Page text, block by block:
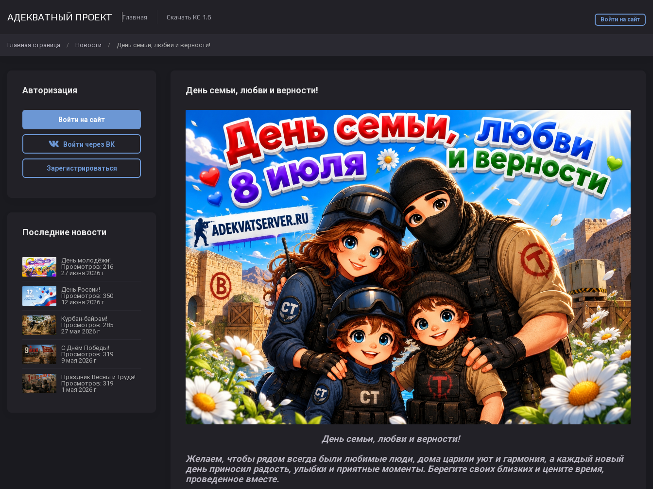
Войти на сайт
АДЕКВАТНЫЙ ПРОЕКТ Главная Скачать КС 1.6
Главная страница / Новости / День семьи, любви и верности!
День семьи, любви и верности!
День семьи, любви и верности!
Желаем, чтобы рядом всегда были любимые люди, дома царили уют и гармония, а каждый новый
день приносил радость, улыбки и приятные моменты. Берегите своих близких и цените время,
проведенное вместе.
Авторизация
Войти на сайт
Войти через ВК
Зарегистрироваться
Последние новости
День молодёжи!
Просмотров: 216
27 июня 2026 г
День России!
Просмотров: 350
12 июня 2026 г
Курбан-байрам!
Просмотров: 285
27 мая 2026 г
С Днём Победы!
Просмотров: 319
9 мая 2026 г
Праздник Весны и Труда!
Просмотров: 319
1 мая 2026 г